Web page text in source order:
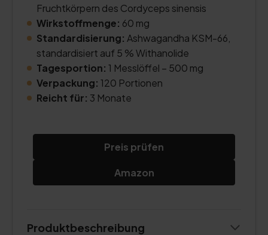
Fruchtkörpern des Cordyceps sinensis
Wirkstoffmenge: 60 mg
Standardisierung: Ashwagandha KSM-66,
standardisiert auf 5 % Withanolide
Tagesportion: 1 Messlöffel – 500 mg
Verpackung: 120 Portionen
Reicht für: 3 Monate
Preis prüfen
Amazon
Produktbeschreibung